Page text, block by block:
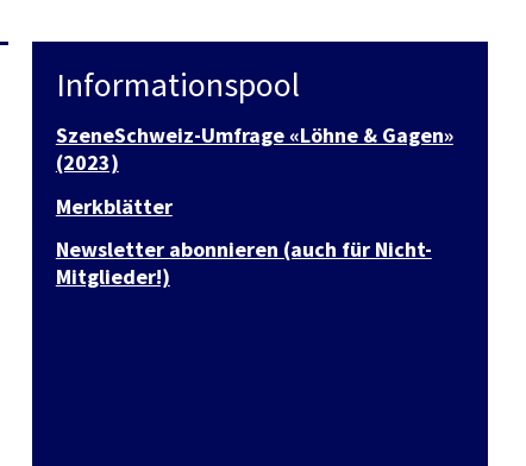
Informationspool
SzeneSchweiz-Umfrage «Löhne & Gagen»
(2023)
Merkblätter
Newsletter abonnieren (auch für Nicht-
Mitglieder!)